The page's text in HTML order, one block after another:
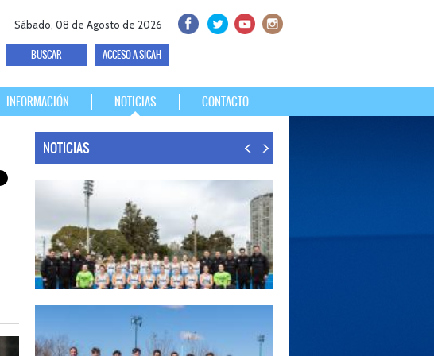
Sábado, 08 de Agosto de 2026
ACCESO A SICAH
INFORMACIÓN NOTICIAS CONTACTO
NOTICIAS
LAS LEONAS LISTAS PARA DISPUTAR EL MUNDIAL 2026
Del 15 al 30 de agosto, el seleccionado argentino femenino de